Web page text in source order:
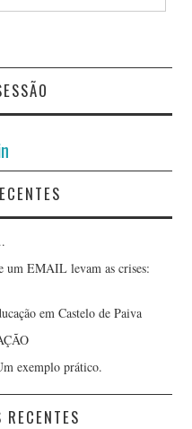
EMAIL levam as crises:
em Castelo de Paiva
exemplo prático.
RECENTES